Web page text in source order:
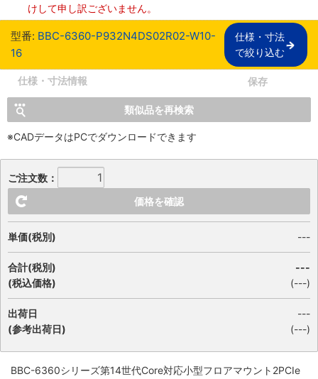
けして申し訳ございません。
型番: BBC-6360-P932N4DS02R02-W10-
16
仕様・寸法
で絞り込む
仕様・寸法情報 保存
類似品を再検索
※CADデータはPCでダウンロードできます
ご注文数：
価格を確認
単価(税別) ---
合計(税別)
(税込価格)
---
(---)
出荷日
(参考出荷日)
---
(---)
BBC-6360シリーズ第14世代Core対応小型フロアマウント2PCIe